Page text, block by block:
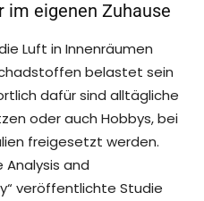
im eigenen Zuhause
Luft in Innenräumen
belastet sein
dafür sind alltägliche
oder auch Hobbys, bei
freigesetzt werden.
Analysis and
veröffentlichte Studie